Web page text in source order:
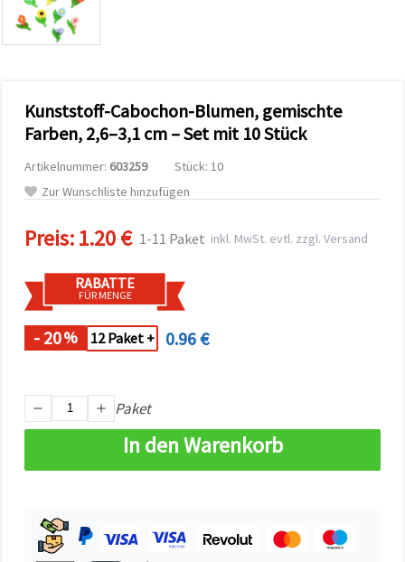
analysieren
sowie
relevantere
Unterstützung
Partner für
und
Sie können
Cookies
akzeptieren,
oder Ihre
Auswahl in
individuell
festlegen.
jederzeit
ändern
oder
Alle
Kunststoff-Cabochon-Blumen, gemischte
Farben, 2,6–3,1 cm – Set mit 10 Stück
Artikelnummer: 603259
Stück: 10
Zur Wunschliste hinzufügen
Preis:1.20 € 1-11 Paket inkl. MwSt. evtl. zzgl. Versand
RABATTE
FÜR MENGE
- 20% 12 Paket + 0.96 €
Paket
In den Warenkorb